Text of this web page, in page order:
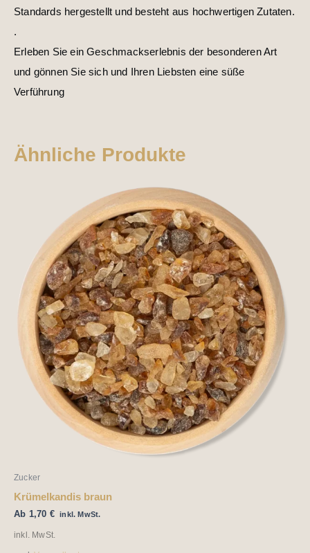
Standards hergestellt und besteht aus hochwertigen Zutaten.
.
Erleben Sie ein Geschmackserlebnis der besonderen Art
und gönnen Sie sich und Ihren Liebsten eine süße
Verführung
Ähnliche Produkte
Zucker
Krümelkandis braun
Ab 1,70 € inkl. MwSt.
inkl. MwSt.
Dieses
Produkt
weist
mehrere
Varianten
auf.
Die
Optionen
können
auf
der
Produktseite
gewählt
werden